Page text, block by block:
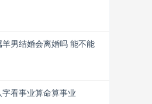
羊男结婚会离婚吗 能不能
字看事业算命算事业